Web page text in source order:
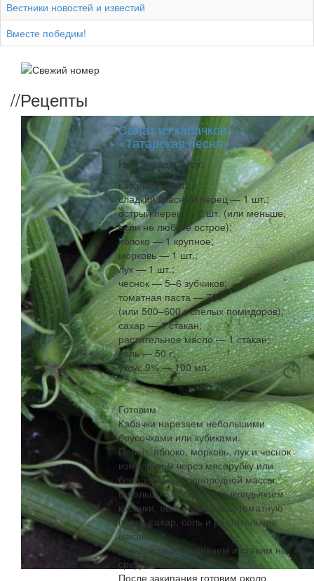
Вестники новостей и известий
Вместе победим!
//Рецепты
Салат из кабачков
«Татарская песня»
Нам понадобится:
кабачки — 2 кг;
сладкий красный перец — 1 шт.;
острый перец — 2 шт. (или меньше,
если не любите острое);
яблоко — 1 крупное;
морковь — 1 шт.;
лук — 1 шт.;
чеснок — 5–6 зубчиков;
томатная паста — 70 г
(или 500–600 г спелых помидоров);
сахар — 1 стакан;
растительное масло — 1 стакан;
соль — 50 г;
уксус 9% — 100 мл.
Готовим
Кабачки нарезаем небольшими
брусочками или кубиками.
Перец, яблоко, морковь, лук и чеснок
измельчаем через мясорубку или
блендером до однородной массы.
В большую кастрюлю выкладываем
кабачки, овощную смесь, томатную
пасту, сахар, соль и растительное
масло.
Хорошо перемешиваем и ставим на
средний огонь.
После закипания готовим около